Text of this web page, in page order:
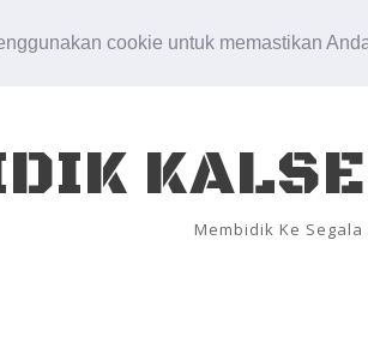
cookie untuk memastikan
Membidik Ke Segala